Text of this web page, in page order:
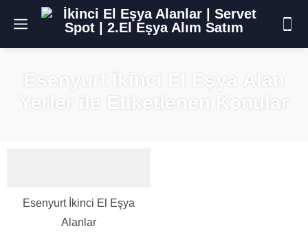
Esenyurt İkinci El Eşya Alan
Yerler ile Etiketlenen Konular
Esenyurt İkinci El Eşya
Alanlar